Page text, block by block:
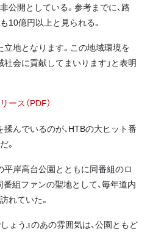
開としている。参考までに、路
10億円以上と見られる。
地となります。この地域環境を
会に貢献してまいります」と表明
ス（PDF）
んでいるのが、HTBの大ヒット番
。
平岸高台公園とともに同番組のロ
組ファンの聖地として、毎年道内
れていた。
ょう』のあの雰囲気は、公園ともど